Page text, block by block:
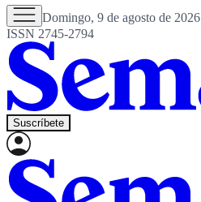
Domingo, 9 de agosto de 2026
ISSN 2745-2794
Suscríbete